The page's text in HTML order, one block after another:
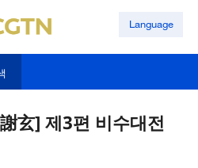
Language
玄] 제3편 비수대전